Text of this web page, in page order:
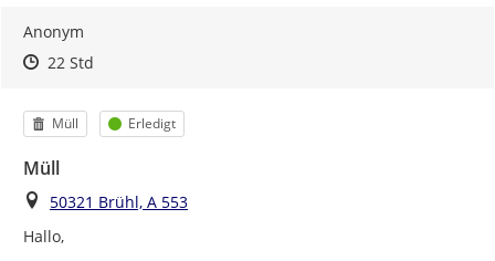
Anonym
Zeitpunkt des Erstellens
Zeitpunkt des Erstellens
22 StdZur Äußerung
Kategorie
Müll Status
Erledigt
Müll
Ort
50321 Brühl, A 553
Hallo,